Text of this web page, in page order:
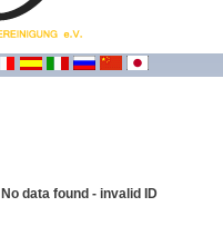
No data found - invalid ID